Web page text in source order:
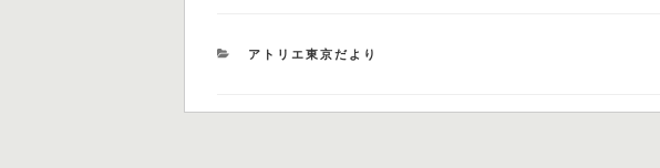
カ
アトリエ東京だより